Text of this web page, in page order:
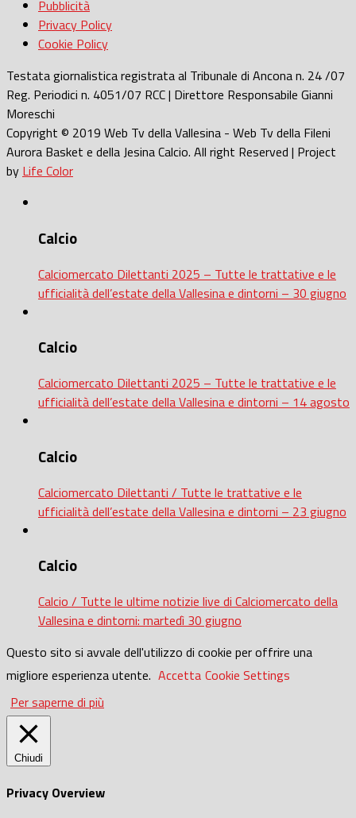
Pubblicità
Privacy Policy
Cookie Policy
Testata giornalistica registrata al Tribunale di Ancona n. 24 /07
Reg. Periodici n. 4051/07 RCC | Direttore Responsabile Gianni
Moreschi
Copyright © 2019 Web Tv della Vallesina - Web Tv della Fileni
Aurora Basket e della Jesina Calcio. All right Reserved | Project
by Life Color
Calcio
Calciomercato Dilettanti 2025 – Tutte le trattative e le
ufficialità dell’estate della Vallesina e dintorni – 30 giugno
Calcio
Calciomercato Dilettanti 2025 – Tutte le trattative e le
ufficialità dell’estate della Vallesina e dintorni – 14 agosto
Calcio
Calciomercato Dilettanti / Tutte le trattative e le
ufficialità dell’estate della Vallesina e dintorni – 23 giugno
Calcio
Calcio / Tutte le ultime notizie live di Calciomercato della
Vallesina e dintorni: martedì 30 giugno
Questo sito si avvale dell'utilizzo di cookie per offrire una
migliore esperienza utente. Accetta Cookie Settings
Per saperne di più
Chiudi
Privacy Overview